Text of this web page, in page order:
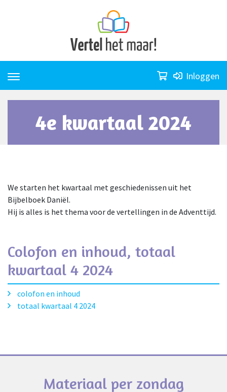
Inloggen
4e kwartaal 2024
We starten het kwartaal met geschiedenissen uit het
Bijbelboek Daniël.
Hij is alles is het thema voor de vertellingen in de Adventtijd.
Colofon en inhoud, totaal
kwartaal 4 2024
colofon en inhoud
totaal kwartaal 4 2024
Materiaal per zondag